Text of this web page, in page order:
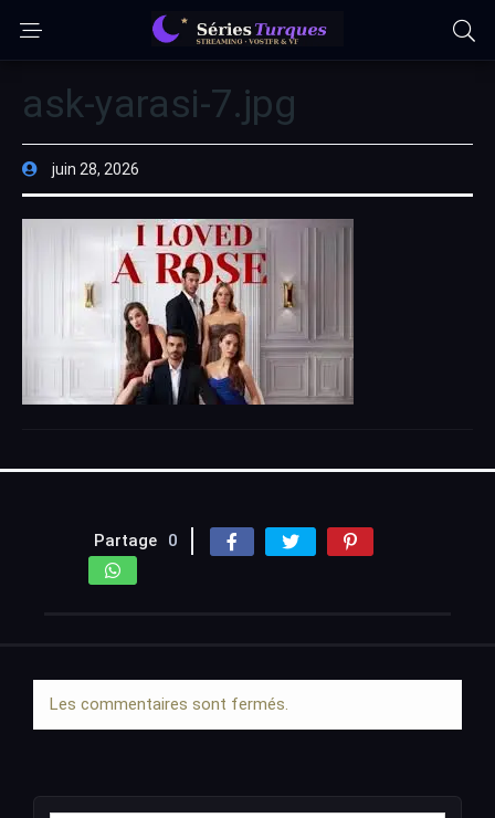
ask-yarasi-7.jpg
juin 28, 2026
Partage 0
Les commentaires sont fermés.